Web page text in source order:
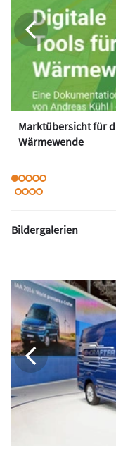
Marktübersicht für
Wärmewende
Bildergalerien